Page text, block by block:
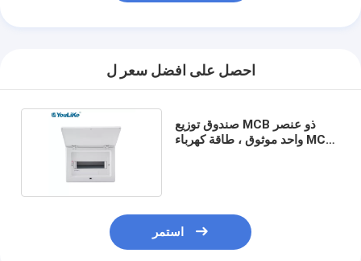
احصل على افضل سعر ل
صندوق توزيع MCB ذو عنصر
واحد موثوق ، طاقة كهرباء MCB
استمر